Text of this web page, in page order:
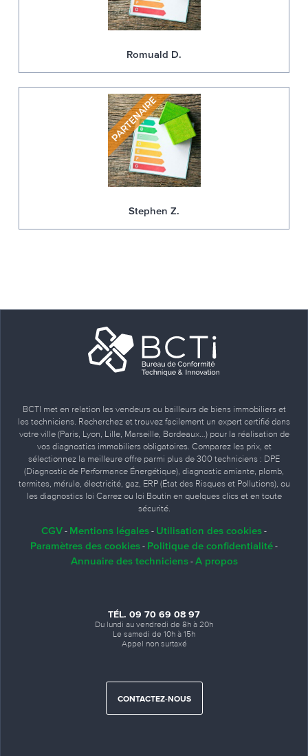
Romuald D.
Stephen Z.
BCTI met en relation les vendeurs ou bailleurs de biens immobiliers et
les techniciens. Recherchez et trouvez facilement un expert certifié dans
votre ville (Paris, Lyon, Lille, Marseille, Bordeaux…) pour la réalisation de
vos diagnostics immobiliers obligatoires. Comparez les prix, et
sélectionnez la meilleure offre parmi plus de 300 techniciens : DPE
(Diagnostic de Performance Énergétique), diagnostic amiante, plomb,
termites, mérule, électricité, gaz, ERP (État des Risques et Pollutions), ou
les diagnostics loi Carrez ou loi Boutin en quelques clics et en toute
sécurité.
CGV - Mentions légales - Utilisation des cookies -
Paramètres des cookies - Politique de confidentialité -
Annuaire des techniciens- A propos
TÉL. 09 70 69 08 97
Du lundi au vendredi de 8h à 20h
Le samedi de 10h à 15h
Appel non surtaxé
CONTACTEZ-NOUS